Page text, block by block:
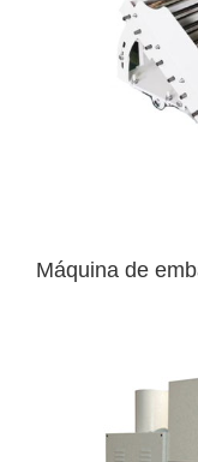
Máquina de